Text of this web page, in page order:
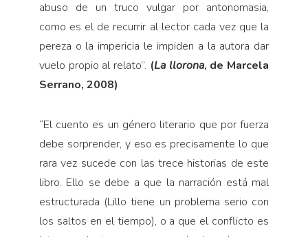
abuso de un truco vulgar por antonomasia,
como es el de recurrir al lector cada vez que la
pereza o la impericia le impiden a la autora dar
vuelo propio al relato”. (La llorona, de Marcela
Serrano, 2008)
“El cuento es un género literario que por fuerza
debe sorprender, y eso es precisamente lo que
rara vez sucede con las trece historias de este
libro. Ello se debe a que la narración está mal
estructurada (Lillo tiene un problema serio con
los saltos en el tiempo), o a que el conflicto es